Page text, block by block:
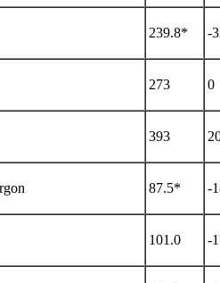
239.8* -
273 0
393
87.5* -
101.0 -